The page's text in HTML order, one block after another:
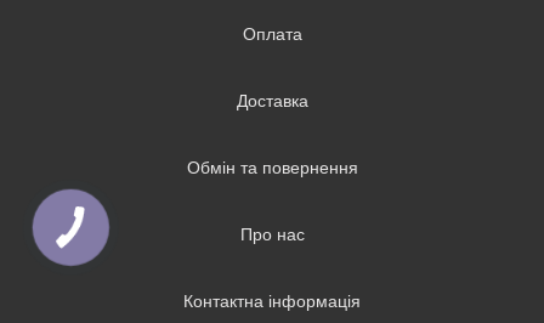
Оплата
Доставка
Обмін та повернення
Про нас
Контактна інформація